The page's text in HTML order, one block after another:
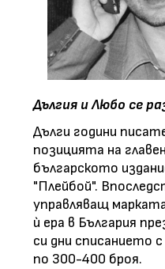
Дългия и Любо се
Дълги години
позицията на
българското
"Плейбой".
управляващ
ѝ ера в България
си дни списанието
по 300-400 броя.